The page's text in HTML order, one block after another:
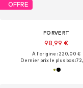
OFFRE
FORVERT
98,99 €
À l'origine : 220,00 €
Dernier prix le plus bas :